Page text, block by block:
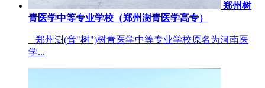
郑州树
青医学中等专业学校（郑州澍青医学高专）
郑州澍(音"树")树青医学中等专业学校原名为河南医
学...